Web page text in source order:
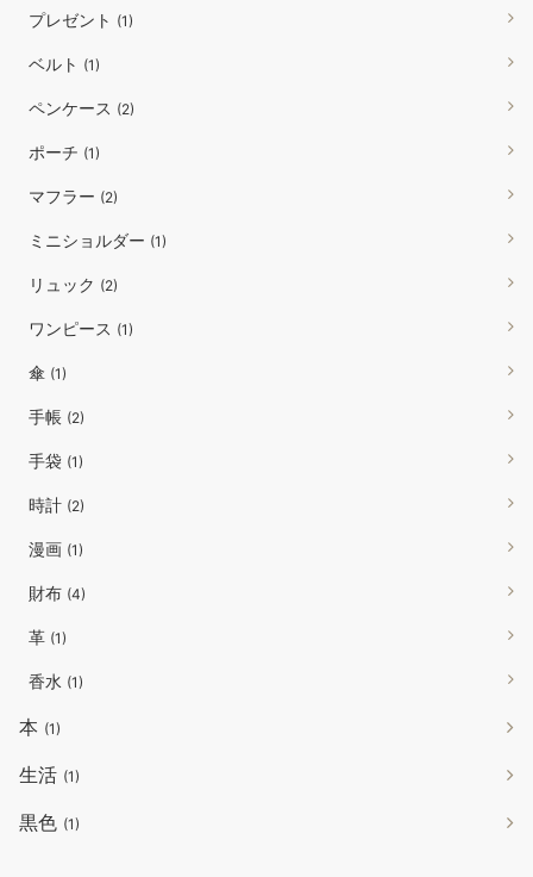
プレゼント (1)
ベルト (1)
ペンケース (2)
ポーチ (1)
マフラー (2)
ミニショルダー (1)
リュック (2)
ワンピース (1)
傘 (1)
手帳 (2)
手袋 (1)
時計 (2)
漫画 (1)
財布 (4)
革 (1)
香水 (1)
本 (1)
生活 (1)
黒色 (1)